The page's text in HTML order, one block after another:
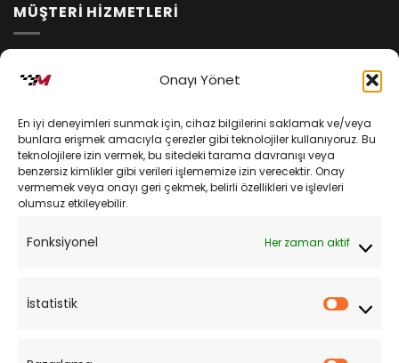
Onayı Yönet
En iyi deneyimleri sunmak için, cihaz bilgilerini saklamak ve/veya
bunlara erişmek amacıyla çerezler gibi teknolojiler kullanıyoruz. Bu
teknolojilere izin vermek, bu sitedeki tarama davranışı veya
benzersiz kimlikler gibi verileri işlememize izin verecektir. Onay
vermemek veya onayı geri çekmek, belirli özellikleri ve işlevleri
olumsuz etkileyebilir.
Fonksiyonel Her zaman aktif
İstatistik
MÜŞTERİ HİZMETLERİ
Kişisel Verilerin Korunması
Mesafeli Satış Sözleşmesi
Sipariş Takibi